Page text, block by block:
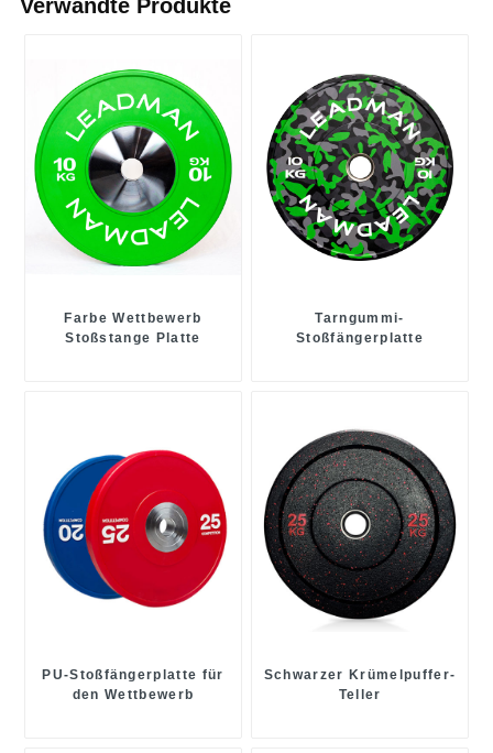
Verwandte Produkte
Farbe Wettbewerb
Stoßstange Platte
Tarngummi-
Stoßfängerplatte
PU-Stoßfängerplatte für
den Wettbewerb
Schwarzer Krümelpuffer-
Teller